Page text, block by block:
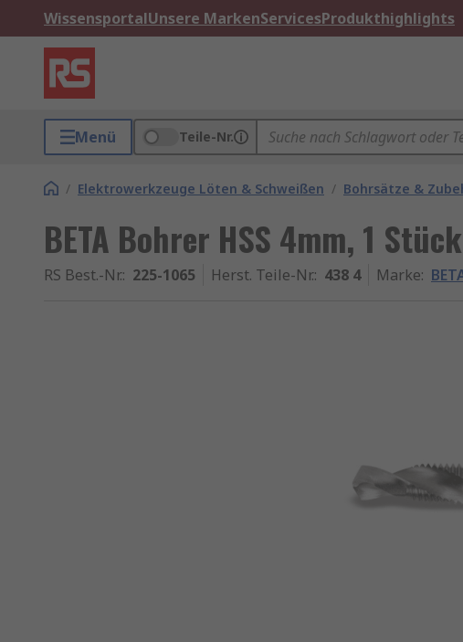
WissensportalUnsere MarkenServicesProdukthighlights
Menü Teile-Nr.
/ Elektrowerkzeuge Löten & Schweißen / Bohrsätze &
BETA Bohrer HSS 4mm, 1 Stück
RS Best.-Nr.: 225-1065 Herst. Teile-Nr.: 438 4 Marke: